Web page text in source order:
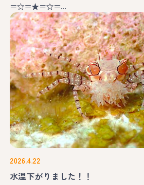
＝☆＝★＝☆＝…
2026.4.22
水温下がりました！！